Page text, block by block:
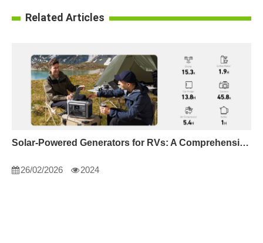
Related Articles
Solar-Powered Generators for RVs: A Comprehensive Guide
26/02/2026 2024